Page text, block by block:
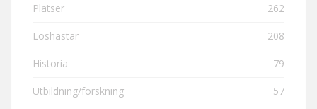
Platser 262
Löshästar 208
Historia 79
Utbildning/forskning 57